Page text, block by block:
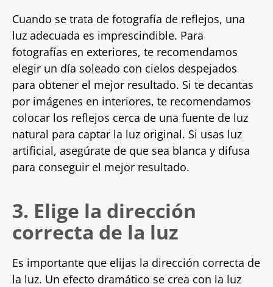
Cuando se trata de fotografía de reflejos, una
luz adecuada es imprescindible. Para
fotografías en exteriores, te recomendamos
elegir un día soleado con cielos despejados
para obtener el mejor resultado. Si te decantas
por imágenes en interiores, te recomendamos
colocar los reflejos cerca de una fuente de luz
natural para captar la luz original. Si usas luz
artificial, asegúrate de que sea blanca y difusa
para conseguir el mejor resultado.
3. Elige la dirección
correcta de la luz
Es importante que elijas la dirección correcta de
la luz. Un efecto dramático se crea con la luz